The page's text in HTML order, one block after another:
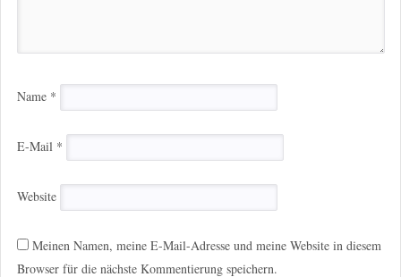
Name *
E-Mail *
Website
Meinen Namen, meine E-Mail-Adresse und meine Website in diesem
Browser für die nächste Kommentierung speichern.